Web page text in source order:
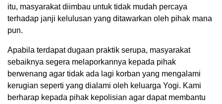
itu, masyarakat diimbau untuk tidak mudah percaya
terhadap janji kelulusan yang ditawarkan oleh pihak mana
pun.
Apabila terdapat dugaan praktik serupa, masyarakat
sebaiknya segera melaporkannya kepada pihak
berwenang agar tidak ada lagi korban yang mengalami
kerugian seperti yang dialami oleh keluarga Yogi. Kami
berharap kepada pihak kepolisian agar dapat membantu